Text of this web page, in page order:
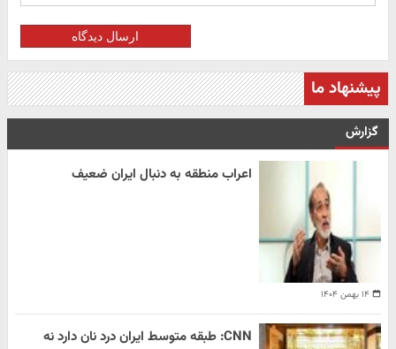
ارسال دیدگاه
پیشنهاد ما
گزارش
۱۴ بهمن ۱۴۰۴
اعراب منطقه به دنبال ایران ضعیف
CNN: طبقه متوسط ایران درد نان دارد نه